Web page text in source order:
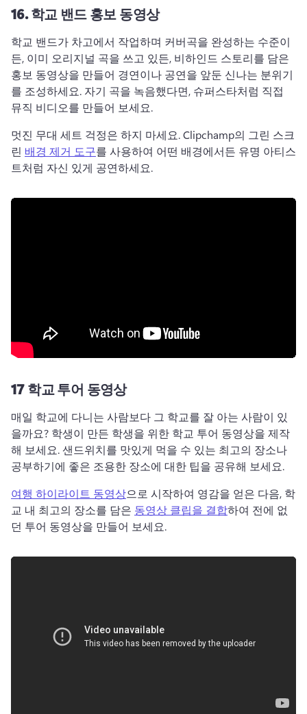
16.학교 밴드 홍보 동영상
학교 밴드가 차고에서 작업하며 커버곡을 완성하는 수준이
든, 이미 오리지널 곡을 쓰고 있든, 비하인드 스토리를 담은
홍보 동영상을 만들어 경연이나 공연을 앞둔 신나는 분위기
를 조성하세요.
뮤직 비디오를 만들어 보세요.
멋진 무대 세트 걱정은 하지 마세요. Clipchamp의 그린 스크
린 배경 제거 도구를 사용하여 어떤 배경에서든 유명 아티스
트처럼 자신 있게 공연하세요.
17학교 투어 동영상
매일 학교에 다니는 사람보다 그 학교를 잘 아는 사람이 있
을까요? 학생이 만든 학생을 위한 학교 투어 동영상을 제작
해 보세요. 샌드위치를 맛있게 먹을 수 있는 최고의 장소나
공부하기에 좋은 조용한 장소에 대한 팁을 공유해 보세요.
여행 하이라이트 동영상으로 시작하여 영감을 얻은 다음, 학
교 내 최고의 장소를 담은 동영상 클립을 결합하여 전에 없
던 투어 동영상을 만들어 보세요.